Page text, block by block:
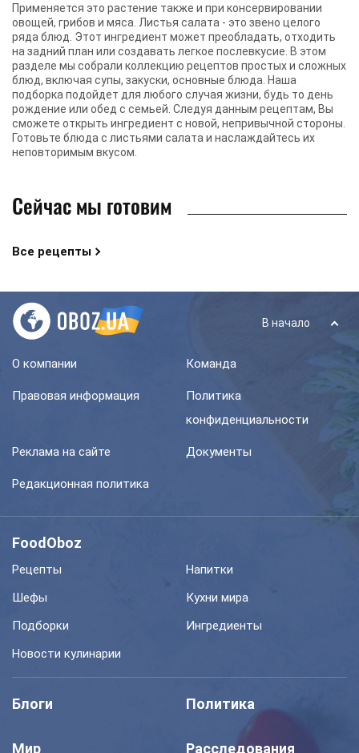
Применяется это растение также и при консервировании
овощей, грибов и мяса. Листья салата - это звено целого
ряда блюд. Этот ингредиент может преобладать, отходить
на задний план или создавать легкое послевкусие. В этом
разделе мы собрали коллекцию рецептов простых и сложных
блюд, включая супы, закуски, основные блюда. Наша
подборка подойдет для любого случая жизни, будь то день
рождение или обед с семьей. Следуя данным рецептам, Вы
сможете открыть ингредиент с новой, непривычной стороны.
Готовьте блюда с листьями салата и наслаждайтесь их
неповторимым вкусом.
Сейчас мы готовим
Все рецепты
В начало
О компании Команда
Правовая информация
Политика
конфиденциальности
Реклама на сайте Документы
Редакционная политика
FoodOboz
Рецепты
Напитки
Шефы
Кухни мира
Подборки
Ингредиенты
Новости кулинарии
Блоги Политика
Мир Расследования